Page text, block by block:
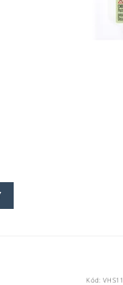
Kód: